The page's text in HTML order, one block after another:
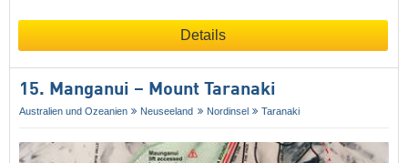
Details
15. Manganui – Mount Taranaki
Australien und Ozeanien Neuseeland Nordinsel Taranaki